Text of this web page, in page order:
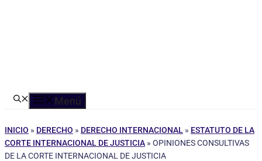
Menú
INICIO » DERECHO » DERECHO INTERNACIONAL » ESTATUTO DE LA
CORTE INTERNACIONAL DE JUSTICIA » OPINIONES CONSULTIVAS
DE LA CORTE INTERNACIONAL DE JUSTICIA